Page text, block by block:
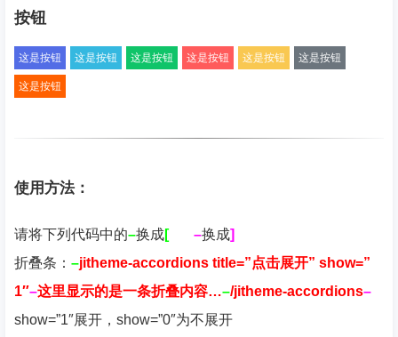
按钮
这是按钮 这是按钮 这是按钮 这是按钮 这是按钮 这是按钮
这是按钮
使用方法：
请将下列代码中的–换成[ –换成]
折叠条： –jitheme-accordions title=”点击展开” show=”
1″–这里显示的是一条折叠内容…–/jitheme-accordions–
show=”1″展开，show=”0″为不展开